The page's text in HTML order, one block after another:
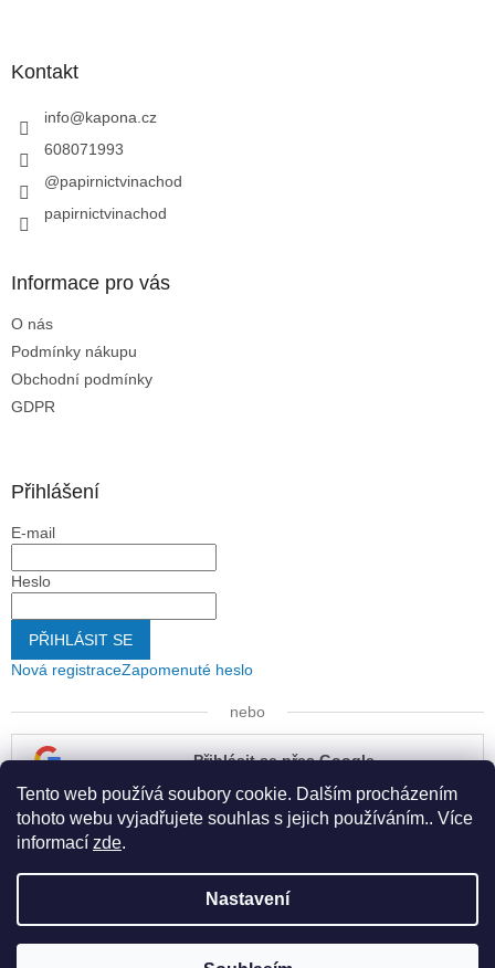
Tento web používá soubory cookie. Dalším procházením
tohoto webu vyjadřujete souhlas s jejich používáním.. Více
informací zde.
Nastavení
Kontakt
info@kapona.cz
608071993
@papirnictvinachod
papirnictvinachod
Informace pro vás
O nás
Podmínky nákupu
Obchodní podmínky
GDPR
Přihlášení
E-mail
Heslo
PŘIHLÁSIT SE
Nová registraceZapomenuté heslo
nebo
Přihlásit se přes Google
Přihlásit se přes Seznam
Vytvořil Shoptet